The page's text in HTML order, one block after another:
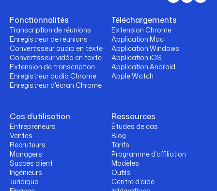
Fonctionnalités
Transcription de réunions
Enregistreur de réunions
Convertisseur audio en texte
Convertisseur vidéo en texte
Extension de transcription
Enregistreur audio Chrome
Enregistreur d'écran Chrome
Téléchargements
Extension Chrome
Application Mac
Application Windows
Application iOS
Application Android
Apple Watch
Cas d’utilisation
Entrepreneurs
Ventes
Recruteurs
Managers
Succès client
Ingénieurs
Juridique
Ressources
Études de cas
Blog
Tarifs
Programme d’affiliation
Modèles
Outils
Centre d’aide